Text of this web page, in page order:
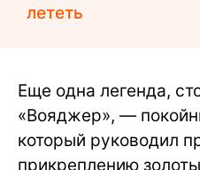
лететь
Еще одна легенда,
«Вояджер», —
который руководил
прикреплению